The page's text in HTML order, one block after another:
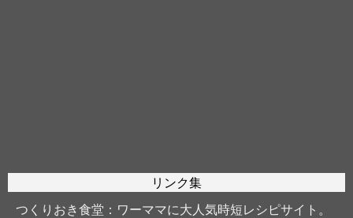
リンク集
つくりおき食堂 ：ワーママに大人気時短レシピサイト。